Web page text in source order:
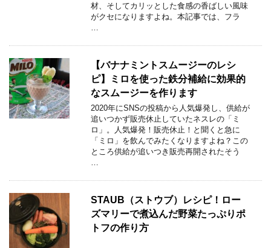
材、そしてカリッとした食感の香ばしい風味
がクセになりますよね。本記事では、フラ
…
【バナナミントスムージーのレシ
ピ】ミロを使った鉄分補給に効果的
なスムージーを作ります
2020年にSNSの投稿から人気爆発し、供給が
追いつかず販売休止していたネスレの「ミ
ロ」。人気爆発！販売休止！と聞くと急に
「ミロ」を飲んでみたくなりますよね？この
ところ供給が追いつき販売再開されたそう
…
STAUB（ストウブ）レシピ！ロー
ズマリーで煮込んだ野菜たっぷりポ
トフの作り方